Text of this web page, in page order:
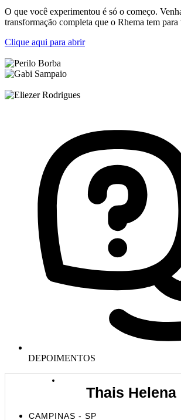
O que você experimentou é só o começo.
transformação completa que o Rhema tem para
Clique aqui para abrir
DEPOIMENTOS
Thais Helena
CAMPINAS - SP